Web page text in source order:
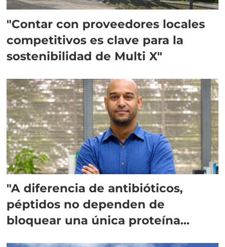
"Contar con proveedores locales
competitivos es clave para la
sostenibilidad de Multi X"
"A diferencia de antibióticos,
péptidos no dependen de
bloquear una única proteína